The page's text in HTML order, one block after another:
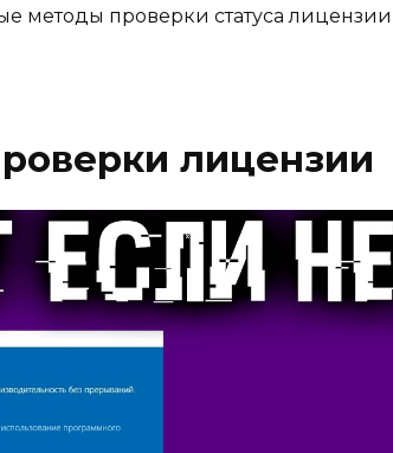
методы проверки статуса лицензии
лицензии